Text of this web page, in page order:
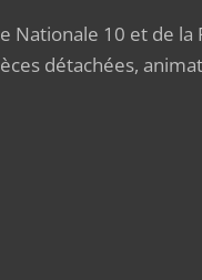
Nationale 10 et de la
détachées,